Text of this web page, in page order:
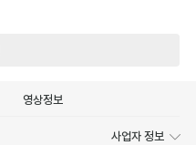
영상정보
사업자 정보